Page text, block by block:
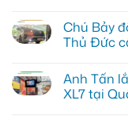
bình
luận
ở
lắp
Android
box
Chú Bảy
Thủ Đức
bình
luận
ở
Anh Tấn
XL7 tại